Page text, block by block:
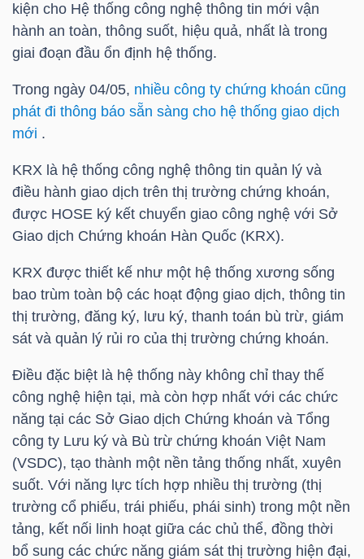
kiện cho Hệ thống công nghệ thông tin mới vận
hành an toàn, thông suốt, hiệu quả, nhất là trong
giai đoạn đầu ổn định hệ thống.
Trong ngày 04/05, nhiều công ty chứng khoán cũng
phát đi thông báo sẵn sàng cho hệ thống giao dịch
mới .
KRX là hệ thống công nghệ thông tin quản lý và
điều hành giao dịch trên thị trường chứng khoán,
được HOSE ký kết chuyển giao công nghệ với Sở
Giao dịch Chứng khoán Hàn Quốc (KRX).
KRX được thiết kế như một hệ thống xương sống
bao trùm toàn bộ các hoạt động giao dịch, thông tin
thị trường, đăng ký, lưu ký, thanh toán bù trừ, giám
sát và quản lý rủi ro của thị trường chứng khoán.
Điều đặc biệt là hệ thống này không chỉ thay thế
công nghệ hiện tại, mà còn hợp nhất với các chức
năng tại các Sở Giao dịch Chứng khoán và Tổng
công ty Lưu ký và Bù trừ chứng khoán Việt Nam
(VSDC), tạo thành một nền tảng thống nhất, xuyên
suốt. Với năng lực tích hợp nhiều thị trường (thị
trường cổ phiếu, trái phiếu, phái sinh) trong một nền
tảng, kết nối linh hoạt giữa các chủ thể, đồng thời
bổ sung các chức năng giám sát thị trường hiện đại,
NĂNG
LƯỢNG
NGUYÊN
VẬT
NGHIỆP
TIÊU
KHÔNG